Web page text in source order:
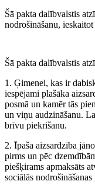
Šā pakta dalībvalstis
nodrošināšanu,
Šā pakta dalībvalstis
1. Ģimenei, kas ir
iespējami plašāka
posmā un kamēr tās
un viņu audzināšanu.
brīvu piekrišanu.
2. Īpaša aizsardzība
pirms un pēc
piešķirams apmaksāts
sociālās